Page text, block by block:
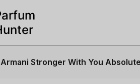
Armani Stronger With You